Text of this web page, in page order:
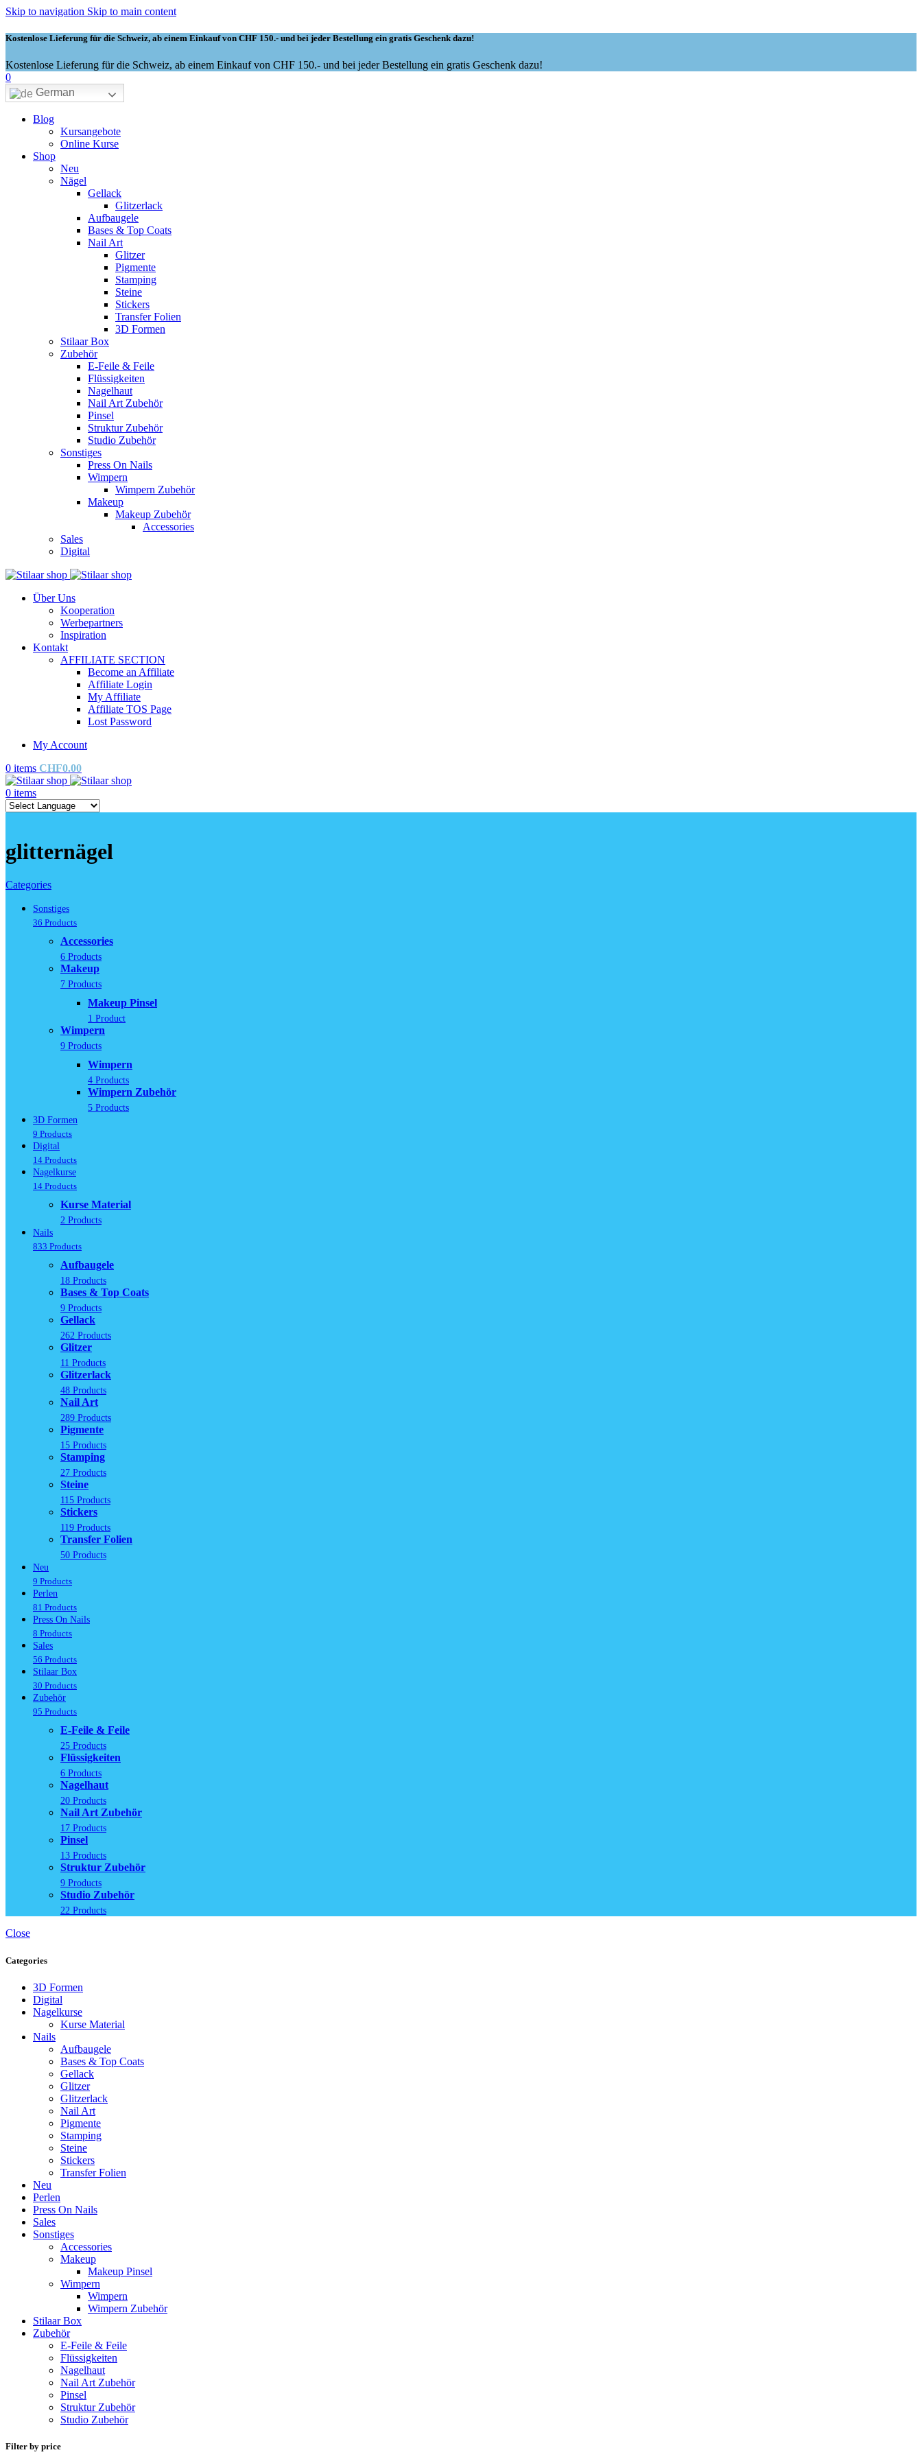
Skip to navigation Skip to main content
Kostenlose Lieferung für die Schweiz, ab einem Einkauf von CHF 150.- und bei jeder Bestellung ein gratis Geschenk dazu!
Kostenlose Lieferung für die Schweiz, ab einem Einkauf von CHF 150.- und bei jeder Bestellung ein gratis Geschenk dazu!
0
German
Blog
Kursangebote
Online Kurse
Shop
Neu
Nägel
Gellack
Glitzerlack
Aufbaugele
Bases & Top Coats
Nail Art
Glitzer
Pigmente
Stamping
Steine
Stickers
Transfer Folien
3D Formen
Stilaar Box
Zubehör
E-Feile & Feile
Flüssigkeiten
Nagelhaut
Nail Art Zubehör
Pinsel
Struktur Zubehör
Studio Zubehör
Sonstiges
Press On Nails
Wimpern
Wimpern Zubehör
Makeup
Makeup Zubehör
Accessories
Sales
Digital
Über Uns
Kooperation
Werbepartners
Inspiration
Kontakt
AFFILIATE SECTION
Become an Affiliate
Affiliate Login
My Affiliate
Affiliate TOS Page
Lost Password
My Account
0 items CHF0.00
0 items
glitternägel
Categories
Sonstiges
36 Products
Accessories
6 Products
Makeup
7 Products
Makeup Pinsel
1 Product
Wimpern
9 Products
Wimpern
4 Products
Wimpern Zubehör
5 Products
3D Formen
9 Products
Digital
14 Products
Nagelkurse
14 Products
Kurse Material
2 Products
Nails
833 Products
Aufbaugele
18 Products
Bases & Top Coats
9 Products
Gellack
262 Products
Glitzer
11 Products
Glitzerlack
48 Products
Nail Art
289 Products
Pigmente
15 Products
Stamping
27 Products
Steine
115 Products
Stickers
119 Products
Transfer Folien
50 Products
Neu
9 Products
Perlen
81 Products
Press On Nails
8 Products
Sales
56 Products
Stilaar Box
30 Products
Zubehör
95 Products
E-Feile & Feile
25 Products
Flüssigkeiten
6 Products
Nagelhaut
20 Products
Nail Art Zubehör
17 Products
Pinsel
13 Products
Struktur Zubehör
9 Products
Studio Zubehör
22 Products
Close
Categories
3D Formen
Digital
Nagelkurse
Kurse Material
Nails
Aufbaugele
Bases & Top Coats
Gellack
Glitzer
Glitzerlack
Nail Art
Pigmente
Stamping
Steine
Stickers
Transfer Folien
Neu
Perlen
Press On Nails
Sales
Sonstiges
Accessories
Makeup
Makeup Pinsel
Wimpern
Wimpern
Wimpern Zubehör
Stilaar Box
Zubehör
E-Feile & Feile
Flüssigkeiten
Nagelhaut
Nail Art Zubehör
Pinsel
Struktur Zubehör
Studio Zubehör
Filter by price